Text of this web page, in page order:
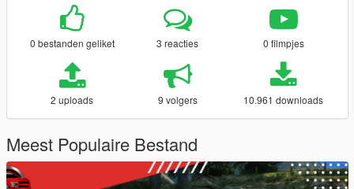
0 bestanden geliket 3 reacties 0 filmpjes
2 uploads 9 volgers 10.961 downloads
Meest Populaire Bestand